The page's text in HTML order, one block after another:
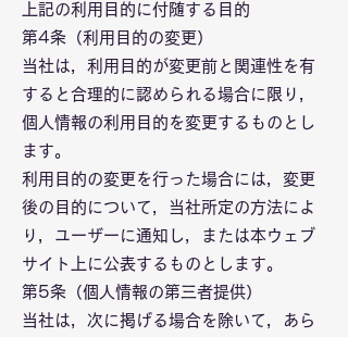
上記の利用目的に付随する目的
第4条（利用目的の変更）
当社は，利用目的が変更前と関連性を有
すると合理的に認められる場合に限り，
個人情報の利用目的を変更するものとし
ます。
利用目的の変更を行った場合には，変更
後の目的について，当社所定の方法によ
り，ユーザーに通知し，または本ウェブ
サイト上に公表するものとします。
第5条（個人情報の第三者提供）
当社は，次に掲げる場合を除いて，あら